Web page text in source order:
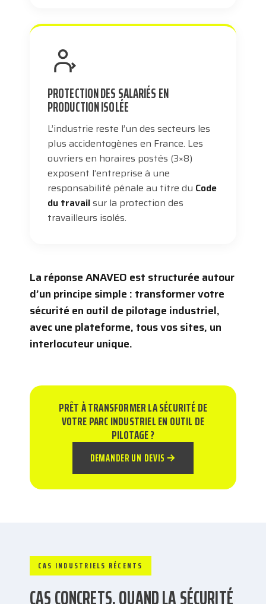
PROTECTION DES SALARIÉS EN
PRODUCTION ISOLÉE
L’industrie reste l’un des secteurs les
plus accidentogènes en France. Les
ouvriers en horaires postés (3×8)
exposent l’entreprise à une
responsabilité pénale au titre du Code
du travailsur la protection des
travailleurs isolés.
La réponse ANAVEO est structurée autour
d’un principe simple : transformer votre
sécurité en outil de pilotage industriel,
avec une plateforme, tous vos sites, un
interlocuteur unique.
PRÊT À TRANSFORMER LA SÉCURITÉ DE
VOTRE PARC INDUSTRIEL EN OUTIL DE
PILOTAGE ?
DEMANDER UN DEVIS
CAS INDUSTRIELS RÉCENTS
CAS CONCRETS, QUAND LA SÉCURITÉ